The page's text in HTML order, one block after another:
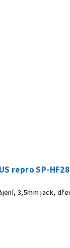
repro SP-
3,5mm jack,